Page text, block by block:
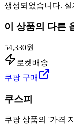
생성되었습니다.
이 상품의 다른
54,330원
로켓배송
쿠팡 구매
쿠스피
쿠팡 상품의 '가격